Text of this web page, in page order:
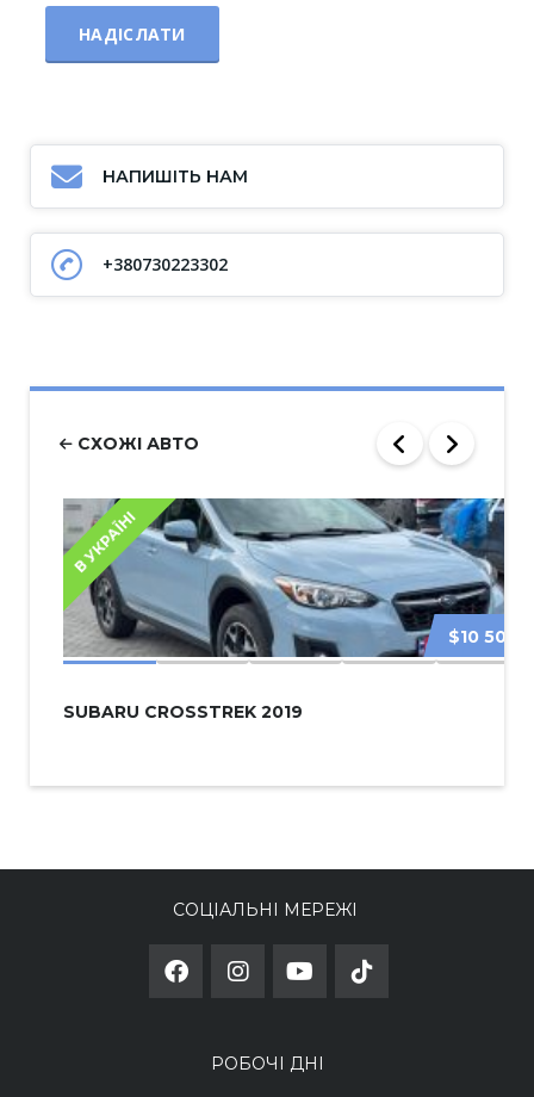
НАПИШІТЬ НАМ
+380730223302
СХОЖІ АВТО
В УКРАЇНІ
$10 500
SUBARU CROSSTREK 2019
СОЦІАЛЬНІ МЕРЕЖІ
РОБОЧІ ДНІ